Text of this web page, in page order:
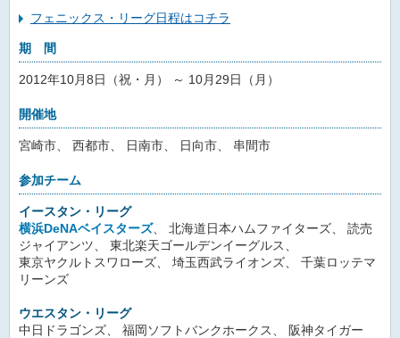
フェニックス・リーグ日程はコチラ
期 間
2012年10月8日（祝・月） ～ 10月29日（月）
開催地
宮崎市、 西都市、 日南市、 日向市、 串間市
参加チーム
イースタン・リーグ
横浜DeNAベイスターズ、 北海道日本ハムファイターズ、 読売
ジャイアンツ、 東北楽天ゴールデンイーグルス、
東京ヤクルトスワローズ、 埼玉西武ライオンズ、 千葉ロッテマ
リーンズ
ウエスタン・リーグ
中日ドラゴンズ、 福岡ソフトバンクホークス、 阪神タイガー